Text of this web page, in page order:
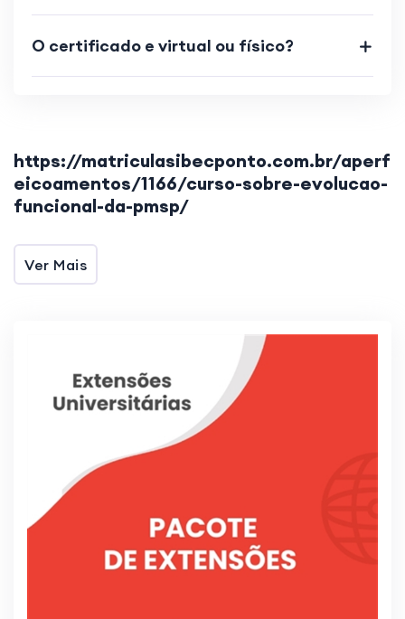
O certificado e virtual ou físico?
https://matriculasibecponto.com.br/aperf
eicoamentos/1166/curso-sobre-evolucao-
funcional-da-pmsp/
Ver Mais